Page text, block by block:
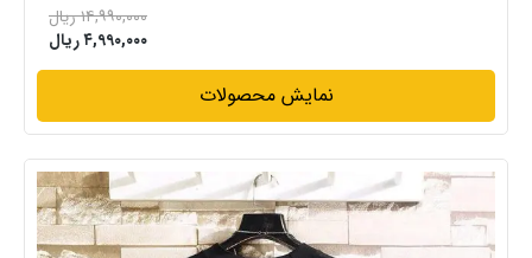
۱۴,۹۹۰,۰۰۰ ریال
۴,۹۹۰,۰۰۰ ریال
نمایش محصولات